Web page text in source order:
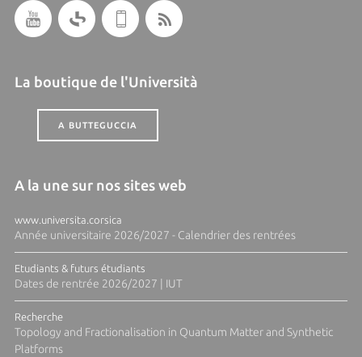
La boutique de l'Università
A BUTTEGUCCIA
A la une sur nos sites web
www.universita.corsica
Année universitaire 2026/2027 - Calendrier des rentrées
Etudiants & futurs étudiants
Dates de rentrée 2026/2027 | IUT
Recherche
Topology and Fractionalisation in Quantum Matter and Synthetic
Platforms